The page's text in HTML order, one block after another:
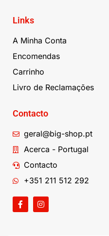
Links
A Minha Conta
Encomendas
Carrinho
Livro de Reclamações
Contacto
geral@big-shop.pt
Acerca - Portugal
Contacto
+351 211 512 292